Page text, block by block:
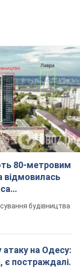
80-метровим
відмовилась
будівництва
атаку на Одесу:
є постраждалі.